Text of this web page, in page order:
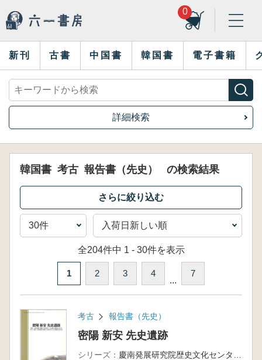
0
新刊 古書 中国書 韓国書 電子書籍
詳細検索
韓国書 考古 報告書（先史） の検索結果
全204件中 1 - 30件を表示
1 2 3 4
...
7
考古 報告書（先史）
密陽 新安 先史遺跡
シリーズ：